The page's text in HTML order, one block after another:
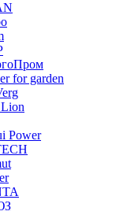
for garden
Power